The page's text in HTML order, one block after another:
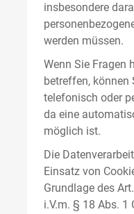
insbesondere
werden müssen.
Wenn Sie Fragen
betreffen, können
telefonisch oder
da eine
möglich ist.
Die
Einsatz von
Grundlage des
i.V.m. § 18 Abs. 1